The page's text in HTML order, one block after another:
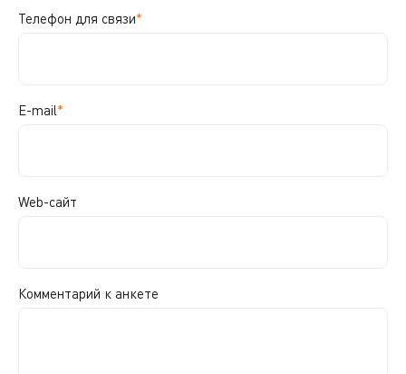
Телефон для связи*
E-mail*
Web-сайт
Комментарий к анкете